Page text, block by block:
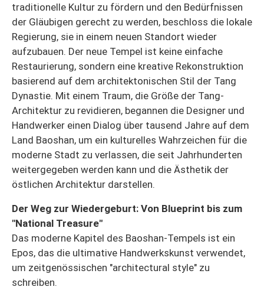
traditionelle Kultur zu fördern und den Bedürfnissen
der Gläubigen gerecht zu werden, beschloss die lokale
Regierung, sie in einem neuen Standort wieder
aufzubauen. Der neue Tempel ist keine einfache
Restaurierung, sondern eine kreative Rekonstruktion
basierend auf dem architektonischen Stil der Tang
Dynastie. Mit einem Traum, die Größe der Tang-
Architektur zu revidieren, begannen die Designer und
Handwerker einen Dialog über tausend Jahre auf dem
Land Baoshan, um ein kulturelles Wahrzeichen für die
moderne Stadt zu verlassen, die seit Jahrhunderten
weitergegeben werden kann und die Ästhetik der
östlichen Architektur darstellen.
Der Weg zur Wiedergeburt: Von Blueprint bis zum
"National Treasure"
Das moderne Kapitel des Baoshan-Tempels ist ein
Epos, das die ultimative Handwerkskunst verwendet,
um zeitgenössischen "architectural style" zu
schreiben.